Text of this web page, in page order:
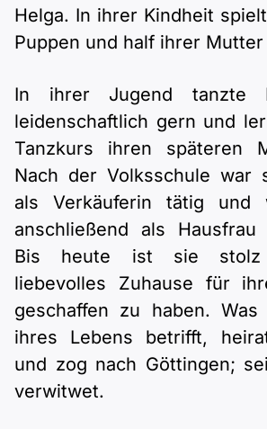
Helga. In ihrer Kindheit
Puppen und half ihrer
In ihrer Jugend tanzte
leidenschaftlich gern und
Tanzkurs ihren späteren
Nach der Volksschule war
als Verkäuferin tätig und
anschließend als
Bis heute ist sie stolz
liebevolles Zuhause für
geschaffen zu haben.
ihres Lebens betrifft,
und zog nach Göttingen;
verwitwet.